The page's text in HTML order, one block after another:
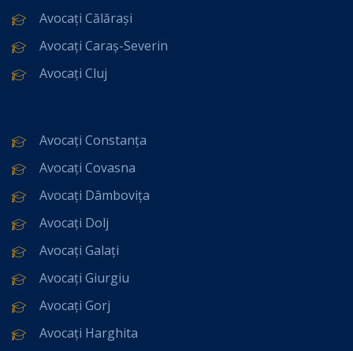
Avocați Călărași
Avocați Caraș-Severin
Avocați Cluj
Avocați Constanța
Avocați Covasna
Avocați Dâmbovița
Avocați Dolj
Avocați Galați
Avocați Giurgiu
Avocați Gorj
Avocați Harghita